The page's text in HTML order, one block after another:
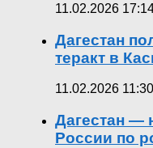
11.02.2026
Дагестан
теракт в
11.02.2026 11:30
Дагестан —
России по